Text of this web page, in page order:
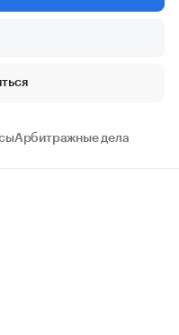
Арбитражные дела